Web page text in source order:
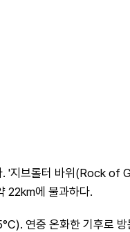
'지브롤터 바위(Rock
22km에 불과하다.
연중 온화한 기후로 방